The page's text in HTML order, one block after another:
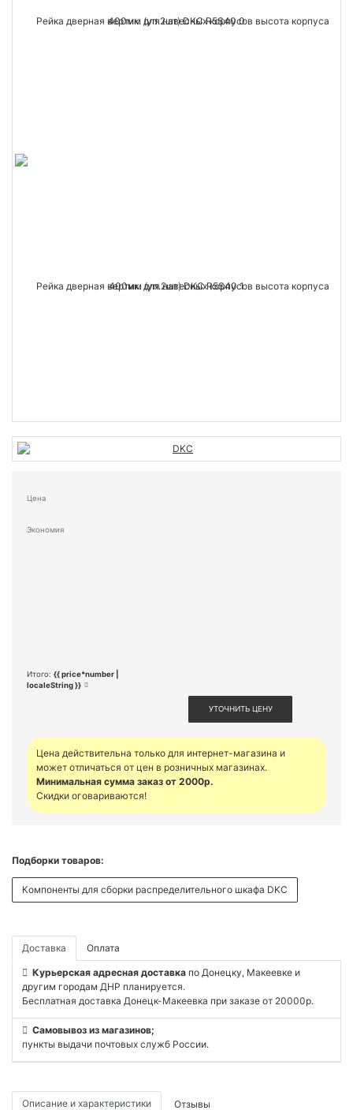
Цена
Экономия
Итого: {{ price*number |
localeString }}
УТОЧНИТЬ ЦЕНУ
Цена действительна только для интернет-магазина и
может отличаться от цен в розничных магазинах.
Минимальная сумма заказ от 2000р.
Скидки оговариваются!
Подборки товаров:
Компоненты для сборки распределительного шкафа DKC
Доставка Оплата
Курьерская адресная доставка по Донецку, Макеевке и
другим городам ДНР планируется.
Бесплатная доставка Донецк-Макеевка при заказе от 20000р.
Самовывоз из магазинов;
пункты выдачи почтовых служб России.
Описание и характеристики Отзывы